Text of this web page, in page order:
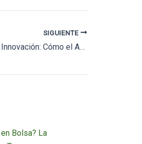
SIGUIENTE
La Brecha de Innovación: Cómo el Acceso Desigual a la IA Modela Oportunidades y Desafíos en Mercados Emergentes